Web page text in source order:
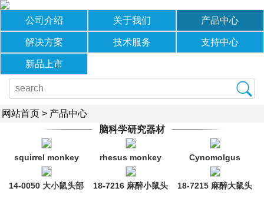
公司介绍 关于我们 产品中心
解决方案 技术服务 支持中心
新品上市
网站首页 > 产品中心
脑科学研究器材
squirrel monkey rhesus monkey
Cynomolgus
monkey cerebellum
14-0050 大小鼠头部
18-7216 麻醉小鼠头
18-7215 麻醉大鼠头